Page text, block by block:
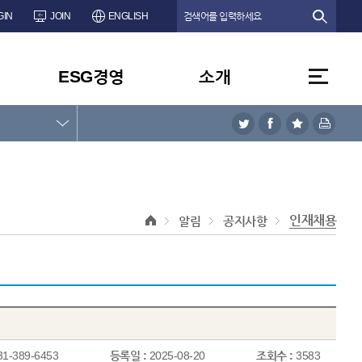
JOIN ENGLISH
ESG경영 소개
알림 공지사항 인재채용
389-6453 등록일 : 2025-08-20 조회수 : 3583